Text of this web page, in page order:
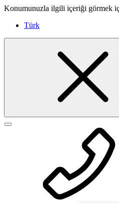
Konumunuzla ilgili içeriği görmek
Türk